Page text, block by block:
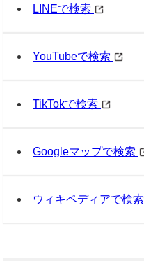
LINEで検索
YouTubeで検索
TikTokで検索
Googleマップで検索
ウィキペディアで検索